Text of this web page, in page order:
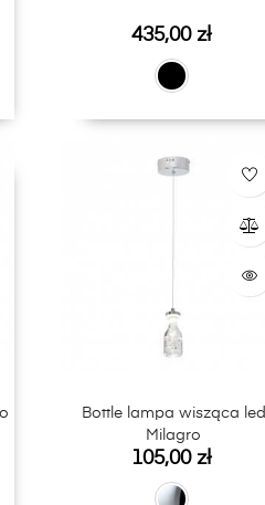
Cena
435,00 zł
Bottle lampa wisząca led
Milagro
Cena
105,00 zł